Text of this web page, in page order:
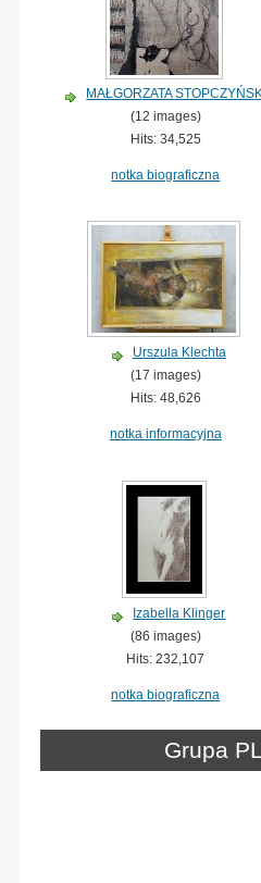
MAŁGORZATA
(12 images)
Hits: 34,525
notka biograficzna
Urszula Klechta
(17 images)
Hits: 48,626
notka informacyjna
Izabella Klinger
(86 images)
Hits: 232,107
notka biograficzna
Grupa